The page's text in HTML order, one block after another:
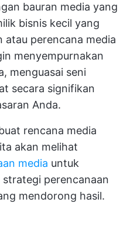
bauran media yang
bisnis kecil yang
atau perencana media
menyempurnakan
menguasai seni
secara signifikan
Anda.
rencana media
akan melihat
media untuk
perencanaan
mendorong hasil.